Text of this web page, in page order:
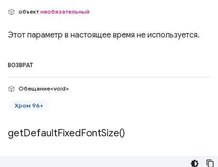
объект необязательный
Этот параметр в настоящее время не используется.
ВОЗВРАТ
Обещание<void>
Хром 96+
getDefaultFixedFontSize()